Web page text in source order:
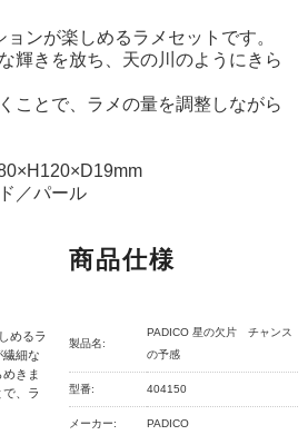
ンが楽しめるラメセットです。
輝きを放ち、天の川のようにきら
ことで、ラメの量を調整しながら
／パール
めるラ
繊細な
きま
、ラ
商品仕様
製品名:
PADICO 星の欠片 チャンス
の予感
型番: 404150
メーカー: PADICO